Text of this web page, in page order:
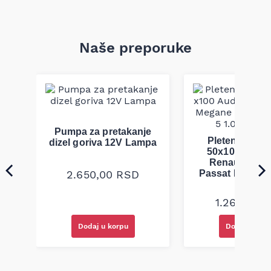
Naše preporuke
Pumpa za pretakanje
dizel goriva 12V Lampa
2.650,00 RSD
Dodaj u korpu
Pletenica
50x100 Audi
Renault
Passat B5 B5.5
1.260,00
Dodaj u